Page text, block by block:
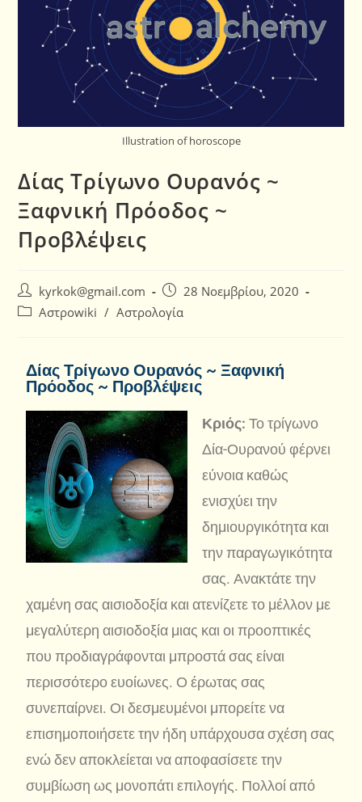
Illustration of horoscope
Δίας Τρίγωνο Ουρανός ~
Ξαφνική Πρόοδος ~
Προβλέψεις
kyrkok@gmail.com
28 Νοεμβρίου, 2020
Αστροwiki / Αστρολογία
Δίας Τρίγωνο Ουρανός ~ Ξαφνική
Πρόοδος ~ Προβλέψεις
Κριός:Το τρίγωνο
Δία-Ουρανού φέρνει
εύνοια καθώς
ενισχύει την
δημιουργικότητα και
την παραγωγικότητα
σας. Ανακτάτε την
χαμένη σας αισιοδοξία και ατενίζετε το μέλλον με
μεγαλύτερη αισιοδοξία μιας και οι προοπτικές
που προδιαγράφονται μπροστά σας είναι
περισσότερο ευοίωνες. Ο έρωτας σας
συνεπαίρνει. Οι δεσμευμένοι μπορείτε να
επισημοποιήσετε την ήδη υπάρχουσα σχέση σας
ενώ δεν αποκλείεται να αποφασίσετε την
συμβίωση ως μονοπάτι επιλογής. Πολλοί από